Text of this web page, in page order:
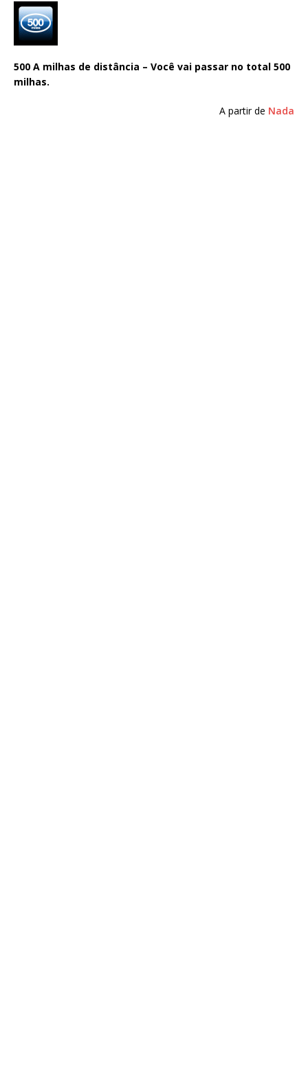
500 A milhas de distância – Você vai passar no total 500
milhas.
A partir de Nada